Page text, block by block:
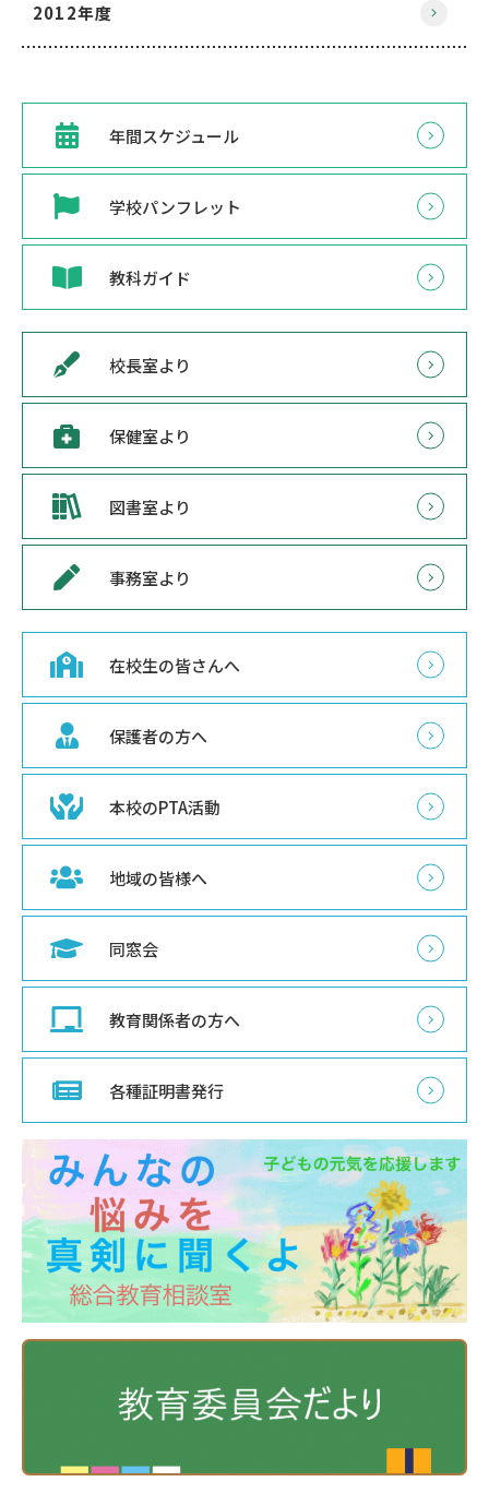
2012年度
年間スケジュール
学校パンフレット
教科ガイド
校長室より
保健室より
図書室より
事務室より
在校生の皆さんへ
保護者の方へ
本校のPTA活動
地域の皆様へ
同窓会
教育関係者の方へ
各種証明書発行